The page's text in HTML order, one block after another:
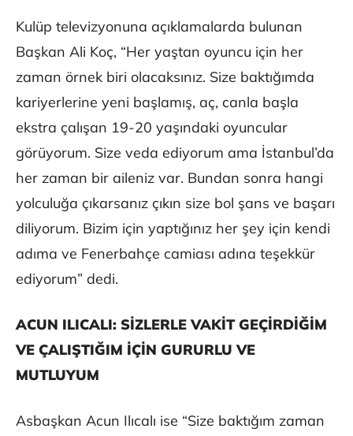
Kulüp televizyonuna açıklamalarda bulunan
Başkan Ali Koç, “Her yaştan oyuncu için her
zaman örnek biri olacaksınız. Size baktığımda
kariyerlerine yeni başlamış, aç, canla başla
ekstra çalışan 19-20 yaşındaki oyuncular
görüyorum. Size veda ediyorum ama İstanbul’da
her zaman bir aileniz var. Bundan sonra hangi
yolculuğa çıkarsanız çıkın size bol şans ve başarı
diliyorum. Bizim için yaptığınız her şey için kendi
adıma ve Fenerbahçe camiası adına teşekkür
ediyorum” dedi.
ACUN ILICALI: SİZLERLE VAKİT GEÇİRDİĞİM
VE ÇALIŞTIĞIM İÇİN GURURLU VE
MUTLUYUM
Asbaşkan Acun Ilıcalı ise “Size baktığım zaman